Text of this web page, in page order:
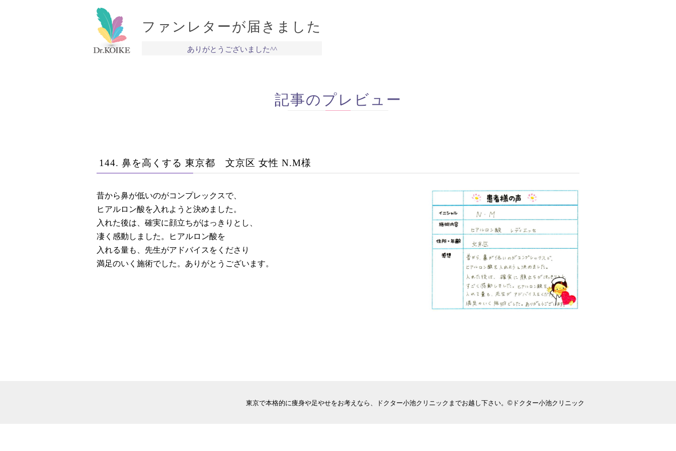
ファンレターが届きました
ありがとうございました^^
記事のプレビュー
144. 鼻を高くする 東京都 文京区 女性 N.M様
昔から鼻が低いのがコンプレックスで、
ヒアルロン酸を入れようと決めました。
入れた後は、確実に顔立ちがはっきりとし、
凄く感動しました。ヒアルロン酸を
入れる量も、先生がアドバイスをくださり
満足のいく施術でした。ありがとうございます。
東京で本格的に痩身や足やせをお考えなら、ドクター小池クリニックまでお越し下さい。©ドクター小池クリニック